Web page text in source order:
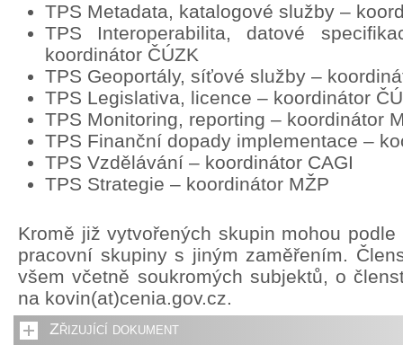
TPS Metadata, katalogové služby –
TPS Interoperabilita, datové
koordinátor ČÚZK
TPS Geoportály, síťové služby –
TPS Legislativa, licence – koordinátor
TPS Monitoring, reporting – koordinátor
TPS Finanční dopady implementace –
TPS Vzdělávání – koordinátor CAGI
TPS Strategie – koordinátor MŽP
Kromě již vytvořených skupin mohou
pracovní skupiny s jiným zaměřením.
všem včetně soukromých subjektů, o
na kovin(at)cenia.gov.cz.
Zřizující dokument